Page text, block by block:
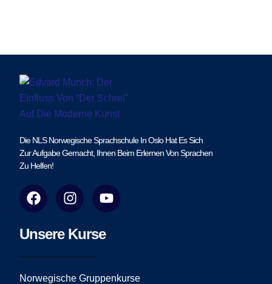
Die NLS Norwegische Sprachschule In Oslo Hat Es Sich
Zur Aufgabe Gemacht, Ihnen Beim Erlernen Von Sprachen
Zu Helfen!
F
a
e
o
o
I
n
t
g
r
Y
o
t
e
Unsere Kurse
Norwegische Gruppenkurse